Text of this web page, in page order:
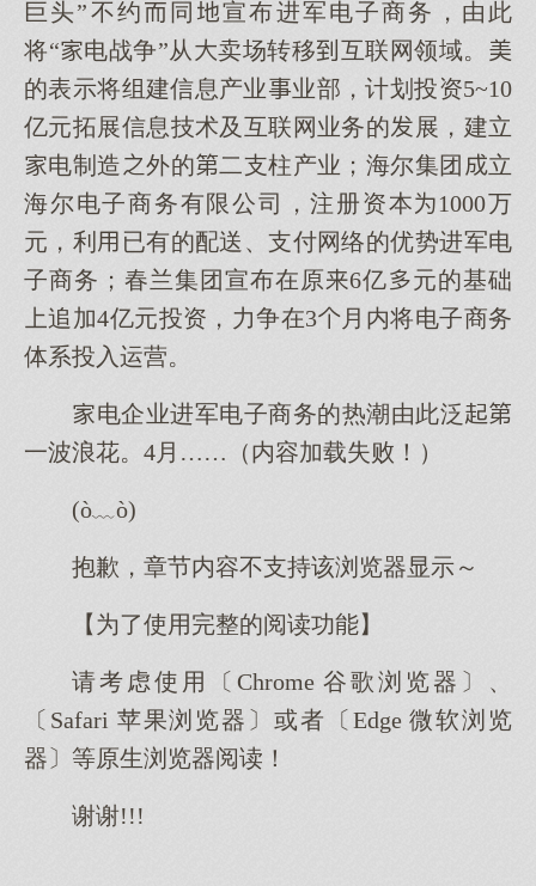
巨头”不约同宣布进军电子商务，由此
将“电战争”从卖场转移互联网领域。
的表示将组建信息产业业部，计划投资5~10
亿元拓展信息技术及互联网业务的展，建立
电制造外的二支柱产业；海尔集团立
海尔电子商务有限公司，注册资本1000万
元，利已有的配送、支付网络的优势进军电
子商务；春兰集团宣布在原6亿元的基础
追加4亿元投资，力争在3月内将电子商务
体系投入运营。
电企业进军电子商务的热潮由此泛
一波浪花。4月……（内容加载失败！）
(ò﹏ò)
抱歉，章节内容不支持该浏览器显示～
【为了使用完整的阅读功能】
请考虑使用〔Chrome 谷歌浏览器〕、
〔Safari 苹果浏览器〕或者〔Edge 微软浏览
器〕等原生浏览器阅读！
谢谢!!!